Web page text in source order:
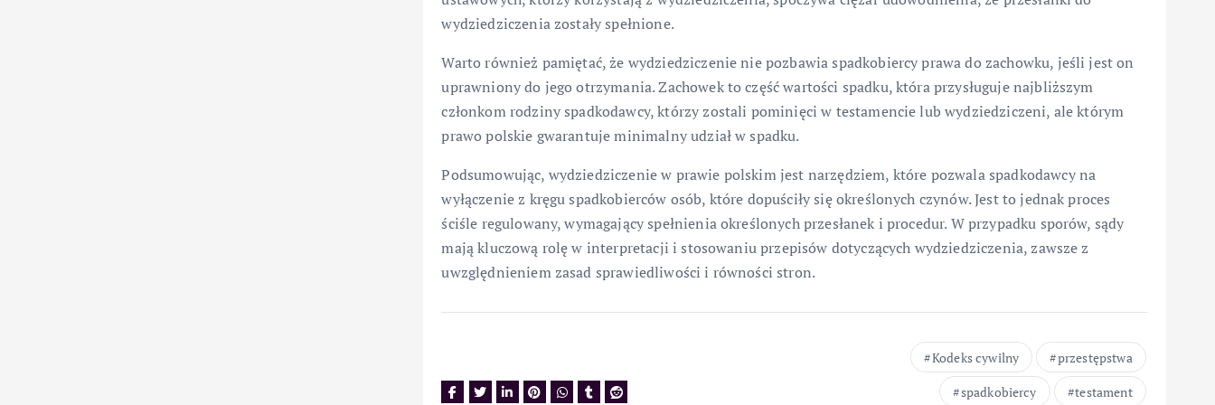
wydziedziczenia zostały spełnione.
Warto również pamiętać, że wydziedziczenie nie pozbawia spadkobiercy prawa do zachowku, jeśli jest on
uprawniony do jego otrzymania. Zachowek to część wartości spadku, która przysługuje najbliższym
członkom rodziny spadkodawcy, którzy zostali pominięci w testamencie lub wydziedziczeni, ale którym
prawo polskie gwarantuje minimalny udział w spadku.
Podsumowując, wydziedziczenie w prawie polskim jest narzędziem, które pozwala spadkodawcy na
wyłączenie z kręgu spadkobierców osób, które dopuściły się określonych czynów. Jest to jednak proces
ściśle regulowany, wymagający spełnienia określonych przesłanek i procedur. W przypadku sporów, sądy
mają kluczową rolę w interpretacji i stosowaniu przepisów dotyczących wydziedziczenia, zawsze z
uwzględnieniem zasad sprawiedliwości i równości stron.
Kodeks cywilny
przestępstwa
spadkobiercy
testament